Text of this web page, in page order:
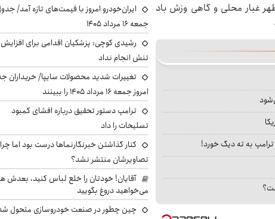
بعد از ظهر غبار محلی و گاهی وزش باد
ترامپ به ته دیگ خورد!
ایران‌خودرو امروز با قیمت‌های تازه آمد/
جمعه ۱۶ مرداد ۱۴۰۵
رشیدی کوچی: پزشکیان اقدامی برای افزایش
تنش انجام نداد
تغییرات شدید محصولات سایپا/ خریداران
امروز جمعه ۱۶ مرداد ۱۴۰۵ را ببینند
ترامپ دستور تحقیق درباره افشای کمبود
تسلیحات را داد
کنار گذاشتن خبرنگارنماها درست بود اما چرا
تصاویرشان منتشر نشد؟
آقایان! خودتان را خلع لباس کنید، بعدش
می‌خواهید دروغ بگویید
چین چطور در صنعت خودروسازی متحول